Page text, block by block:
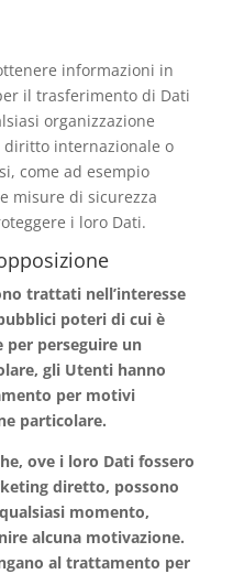
informazioni in
il trasferimento di Dati
organizzazione
internazionale o
come ad esempio
misure di sicurezza
i loro Dati.
trattati nell’interesse
poteri di cui è
perseguire un
gli Utenti hanno
per motivi
particolare.
ove i loro Dati fossero
diretto, possono
momento,
alcuna motivazione.
al trattamento per